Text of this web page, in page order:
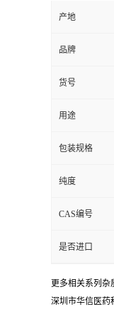
产地
品牌
货号
用途
包装规格
纯度
CAS编号
是否进口
更多相关系列杂
深圳市华信医药